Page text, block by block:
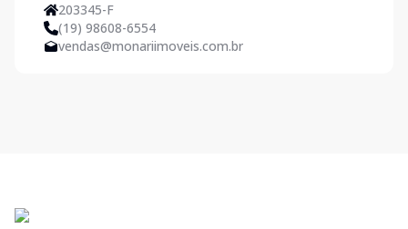
203345-F
(19) 98608-6554
vendas@monariimoveis.com.br